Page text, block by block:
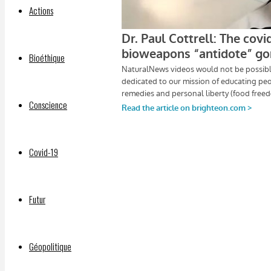
Actions
Bioéthique
Conscience
Covid-19
Futur
Géopolitique